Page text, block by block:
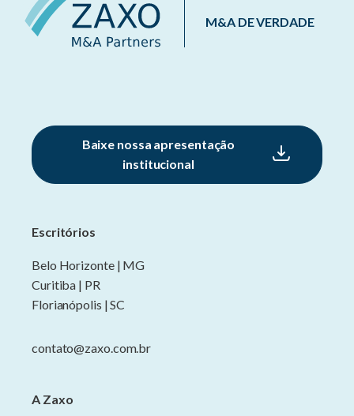
M&A DE VERDADE
Baixe nossa apresentação
institucional
Escritórios
Belo Horizonte | MG
Curitiba | PR
Florianópolis | SC
contato@zaxo.com.br
A Zaxo